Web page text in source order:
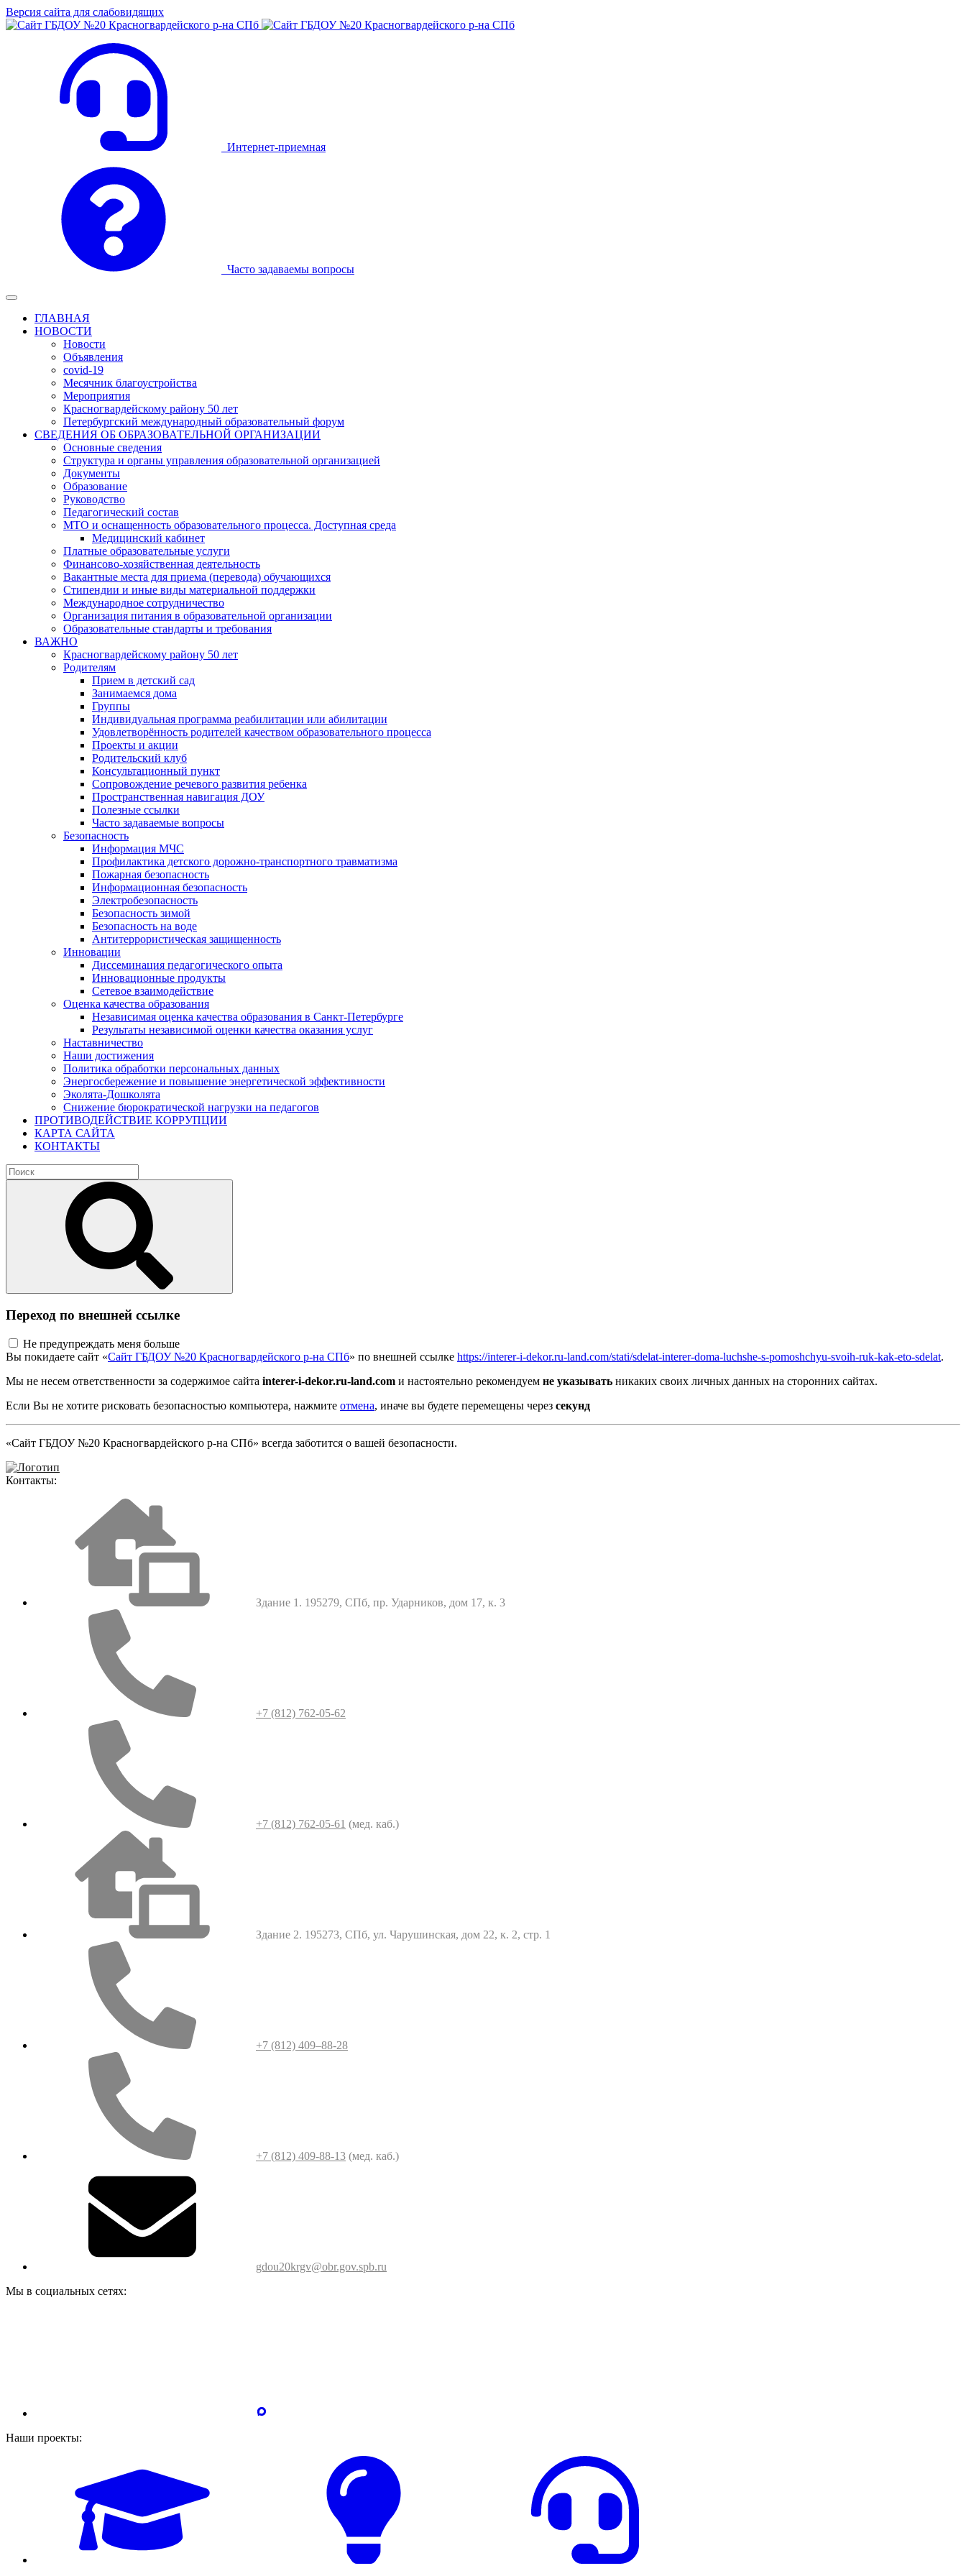
Версия сайта для слабовидящих
Интернет-приемная
Часто задаваемы вопросы
ГЛАВНАЯ
НОВОСТИ
Новости
Объявления
covid-19
Месячник благоустройства
Мероприятия
Красногвардейскому району 50 лет
Петербургский международный образовательный форум
СВЕДЕНИЯ ОБ ОБРАЗОВАТЕЛЬНОЙ ОРГАНИЗАЦИИ
Основные сведения
Структура и органы управления образовательной организацией
Документы
Образование
Руководство
Педагогический состав
МТО и оснащенность образовательного процесса. Доступная среда
Медицинский кабинет
Платные образовательные услуги
Финансово-хозяйственная деятельность
Вакантные места для приема (перевода) обучающихся
Стипендии и иные виды материальной поддержки
Международное сотрудничество
Организация питания в образовательной организации
Образовательные стандарты и требования
ВАЖНО
Красногвардейскому району 50 лет
Родителям
Прием в детский сад
Занимаемся дома
Группы
Индивидуальная программа реабилитации или абилитации
Удовлетворённость родителей качеством образовательного процесса
Проекты и акции
Родительский клуб
Консультационный пункт
Сопровождение речевого развития ребенка
Пространственная навигация ДОУ
Полезные ссылки
Часто задаваемые вопросы
Безопасность
Информация МЧС
Профилактика детского дорожно-транспортного травматизма
Пожарная безопасность
Информационная безопасность
Электробезопасность
Безопасность зимой
Безопасность на воде
Антитеррористическая защищенность
Инновации
Диссеминация педагогического опыта
Инновационные продукты
Сетевое взаимодействие
Оценка качества образования
Независимая оценка качества образования в Санкт-Петербурге
Результаты независимой оценки качества оказания услуг
Наставничество
Наши достижения
Политика обработки персональных данных
Энергосбережение и повышение энергетической эффективности
Эколята-Дошколята
Снижение бюрократической нагрузки на педагогов
ПРОТИВОДЕЙСТВИЕ КОРРУПЦИИ
КАРТА САЙТА
КОНТАКТЫ
Переход по внешней ссылке
Не предупреждать меня больше
Вы покидаете сайт «Сайт ГБДОУ №20 Красногвардейского р-на СПб» по внешней ссылке https://interer-i-dekor.ru-land.com/stati/sdelat-interer-doma-luchshe-s-pomoshchyu-svoih-ruk-kak-eto-sdelat.
Мы не несем ответственности за содержимое сайта interer-i-dekor.ru-land.com и настоятельно рекомендуем не указывать никаких своих личных данных на сторонних сайтах.
Если Вы не хотите рисковать безопасностью компьютера, нажмите отмена, иначе вы будете перемещены через секунд
«Сайт ГБДОУ №20 Красногвардейского р-на СПб» всегда заботится о вашей безопасности.
Контакты:
Здание 1. 195279, СПб, пр. Ударников, дом 17, к. 3
+7 (812) 762-05-62
+7 (812) 762-05-61 (мед. каб.)
Здание 2. 195273, СПб, ул. Чарушинская, дом 22, к. 2, стр. 1
+7 (812) 409–88-28
+7 (812) 409-88-13 (мед. каб.)
gdou20krgv@obr.gov.spb.ru
Мы в социальных сетях:
Наши проекты: